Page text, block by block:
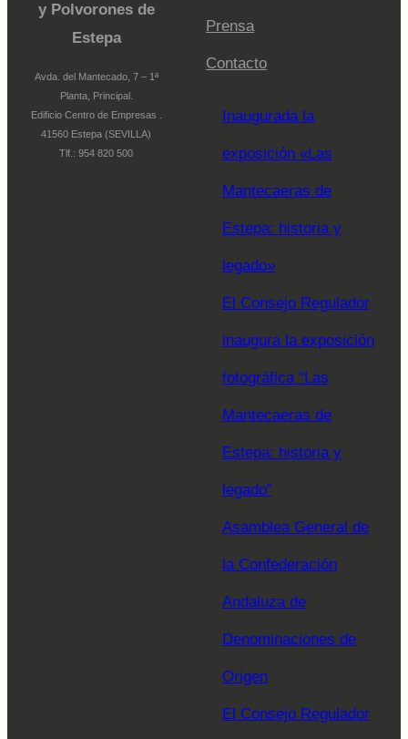
y Polvorones de
Estepa
Avda. del Mantecado, 7 – 1ª
Planta, Principal.
Edificio Centro de Empresas .
41560 Estepa (SEVILLA)
Tlf.: 954 820 500
Prensa
Contacto
Inaugurada la
exposición «Las
Mantecaeras de
Estepa: historia y
legado»
El Consejo Regulador
inaugura la exposición
fotográfica “Las
Mantecaeras de
Estepa: historia y
legado”
Asamblea General de
la Confederación
Andaluza de
Denominaciones de
Origen
El Consejo Regulador